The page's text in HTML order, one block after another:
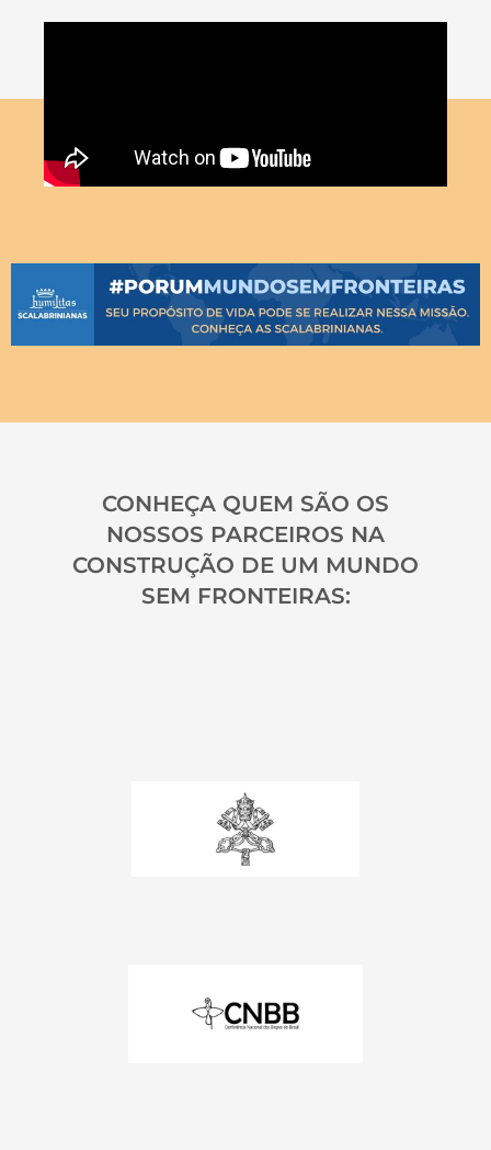
CONHEÇA QUEM SÃO OS
NOSSOS PARCEIROS NA
CONSTRUÇÃO DE UM MUNDO
SEM FRONTEIRAS: